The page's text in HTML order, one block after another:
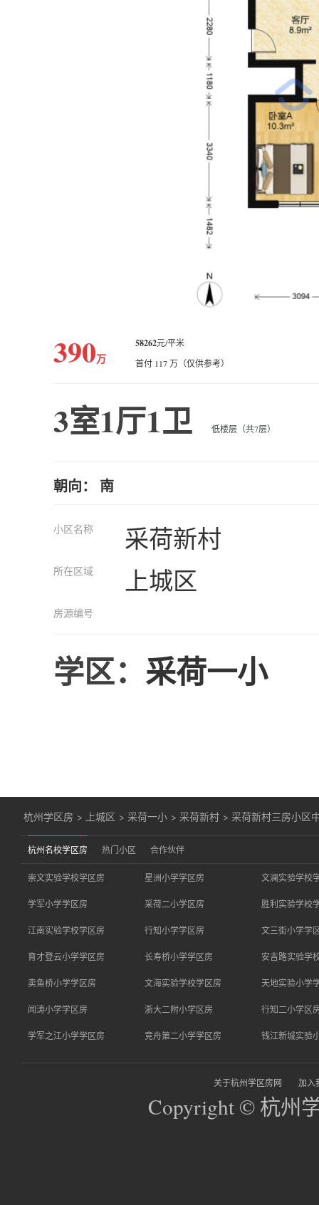
390万
58262元/平米
首付 117 万（仅供参考）
3室1厅1卫 低楼层（共7层）
朝向： 南
小区名称 采荷新村
所在区域 上城区
房源编号
学区： 采荷一小
杭州学区房 > 上城区 > 采荷一小 > 采荷新村 > 采荷新村三房小区
杭州名校学区房 热门小区 合作伙伴
崇文实验学校学区房 星洲小学学区房 文澜实验学校
学军小学学区房 采荷二小学区房 胜利实验学校
江南实验学校学区房 行知小学学区房 文三街小学学
育才登云小学学区房 长寿桥小学学区房 安吉路实验学
卖鱼桥小学学区房 文海实验学校学区房 天地实验小学
闻涛小学学区房 浙大二附小学区房 行知二小学区
学军之江小学学区房 竞舟第二小学学区房 钱江新城实验
关于杭州学区房网 加入
Copyright © 杭州